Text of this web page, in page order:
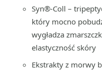
Syn®-Coll –
który mocno
wygładza
elastyczność skóry
Ekstrakty z morwy